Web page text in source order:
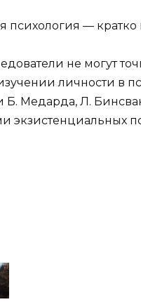
психология — кратко
не могут
личности в
Б. Медарда, Л.
экзистенциальных